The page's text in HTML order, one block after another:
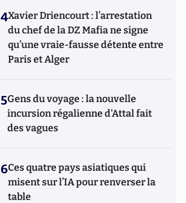
4Xavier Driencourt : l’arrestation
du chef de la DZ Mafia ne signe
qu’une vraie-fausse détente entre
Paris et Alger
5Gens du voyage : la nouvelle
incursion régalienne d'Attal fait
des vagues
6Ces quatre pays asiatiques qui
misent sur l’IA pour renverser la
table